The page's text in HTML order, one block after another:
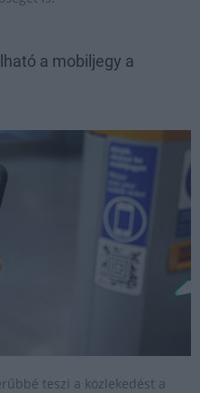
a mobiljegy a
teszi a közlekedést a